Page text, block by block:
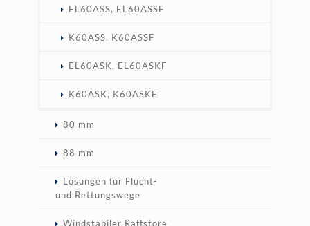
EL60ASS, EL60ASSF
K60ASS, K60ASSF
EL60ASK, EL60ASKF
K60ASK, K60ASKF
80 mm
88 mm
Lösungen für Flucht-
und Rettungswege
Windstabiler Raffstore